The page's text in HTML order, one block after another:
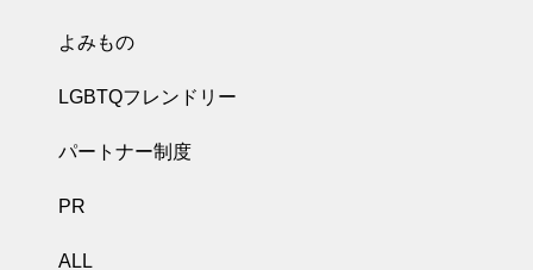
よみもの
LGBTQフレンドリー
パートナー制度
PR
ALL